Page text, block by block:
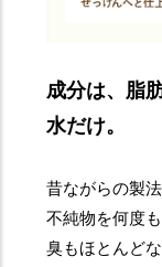
成分は、脂
水だけ。
昔ながらの製
不純物を何度
臭もほとんど